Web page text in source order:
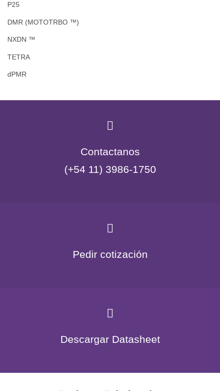
P25
DMR (MOTOTRBO ™)
NXDN ™
TETRA
dPMR
Contactanos
(+54 11) 3986-1750
Pedir cotización
Descargar Datasheet